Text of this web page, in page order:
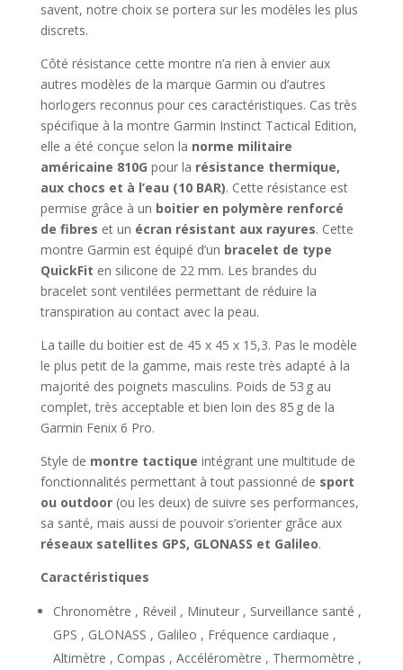
savent, notre choix se portera sur les modèles les plus
discrets.
Côté résistance cette montre n’a rien à envier aux
autres modèles de la marque Garmin ou d’autres
horlogers reconnus pour ces caractéristiques. Cas très
spécifique à la montre Garmin Instinct Tactical Edition,
elle a été conçue selon la norme militaire
américaine 810G pour la résistance thermique,
aux chocs et à l’eau (10 BAR). Cette résistance est
permise grâce à un boitier en polymère renforcé
de fibres et un écran résistant aux rayures. Cette
montre Garmin est équipé d’un bracelet de type
QuickFit en silicone de 22 mm. Les brandes du
bracelet sont ventilées permettant de réduire la
transpiration au contact avec la peau.
La taille du boitier est de 45 x 45 x 15,3. Pas le modèle
le plus petit de la gamme, mais reste très adapté à la
majorité des poignets masculins. Poids de 53 g au
complet, très acceptable et bien loin des 85 g de la
Garmin Fenix 6 Pro.
Style de montre tactique intégrant une multitude de
fonctionnalités permettant à tout passionné de sport
ou outdoor(ou les deux) de suivre ses performances,
sa santé, mais aussi de pouvoir s’orienter grâce aux
réseaux satellites GPS, GLONASS et Galileo.
Caractéristiques
Chronomètre , Réveil , Minuteur , Surveillance santé ,
GPS , GLONASS , Galileo , Fréquence cardiaque ,
Altimètre , Compas , Accéléromètre , Thermomètre ,